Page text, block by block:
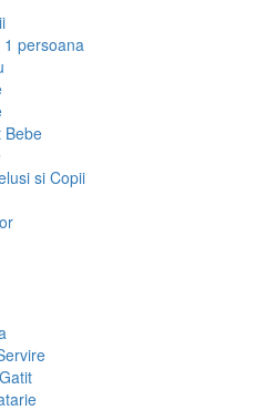
1 persoana
Bebe
si Copii